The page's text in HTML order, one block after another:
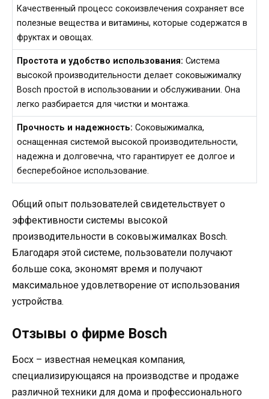
Качественный процесс сокоизвлечения сохраняет все
полезные вещества и витамины, которые содержатся в
фруктах и овощах.
Простота и удобство использования: Система
высокой производительности делает соковыжималку
Bosch простой в использовании и обслуживании. Она
легко разбирается для чистки и монтажа.
Прочность и надежность: Соковыжималка,
оснащенная системой высокой производительности,
надежна и долговечна, что гарантирует ее долгое и
бесперебойное использование.
Общий опыт пользователей свидетельствует о
эффективности системы высокой
производительности в соковыжималках Bosch.
Благодаря этой системе, пользователи получают
больше сока, экономят время и получают
максимальное удовлетворение от использования
устройства.
Отзывы о фирме Bosch
Босх – известная немецкая компания,
специализирующаяся на производстве и продаже
различной техники для дома и профессионального